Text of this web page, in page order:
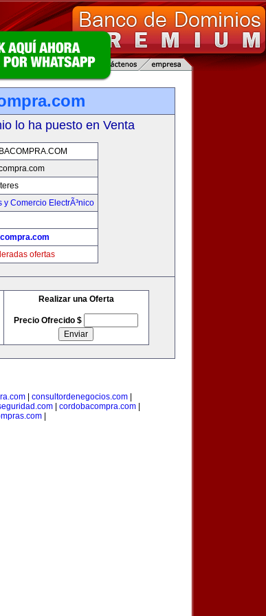
lo ha puesto en Venta
y Comercio ElectrÃ³nico
ofertas
Realizar una Oferta
Precio Ofrecido $
consultordenegocios.com
| cordobacompra.com|